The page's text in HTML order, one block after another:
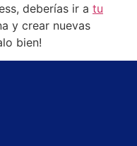
deberías ir a tu
y crear nuevas
bien!